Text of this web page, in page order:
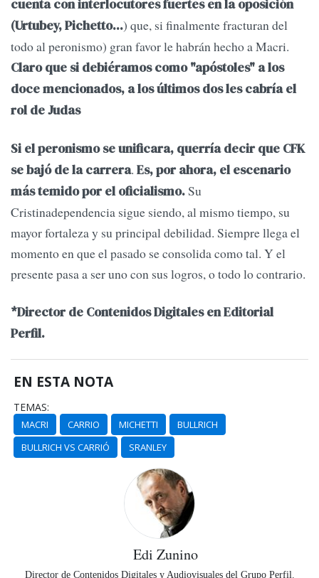
cuenta con interlocutores fuertes en la oposición
(Urtubey, Pichetto...) que, si finalmente fracturan del
todo al peronismo) gran favor le habrán hecho a Macri.
Claro que si debiéramos como "apóstoles" a los
doce mencionados, a los últimos dos les cabría el
rol de Judas
Si el peronismo se unificara, querría decir que CFK
se bajó de la carrera. Es, por ahora, el escenario
más temido por el oficialismo.Su
Cristinadependencia sigue siendo, al mismo tiempo, su
mayor fortaleza y su principal debilidad. Siempre llega el
momento en que el pasado se consolida como tal. Y el
presente pasa a ser uno con sus logros, o todo lo contrario.
*Director de Contenidos Digitales en Editorial
Perfil.
EN ESTA NOTA
TEMAS:
MACRI CARRIO MICHETTI
BULLRICH
BULLRICH VS CARRIÓ
SRANLEY
Edi Zunino
Director de Contenidos Digitales y Audiovisuales del Grupo Perfil.